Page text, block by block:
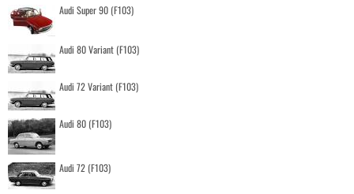
Audi Super 90 (F103)
Audi 80 Variant (F103)
Audi 72 Variant (F103)
Audi 80 (F103)
Audi 72 (F103)